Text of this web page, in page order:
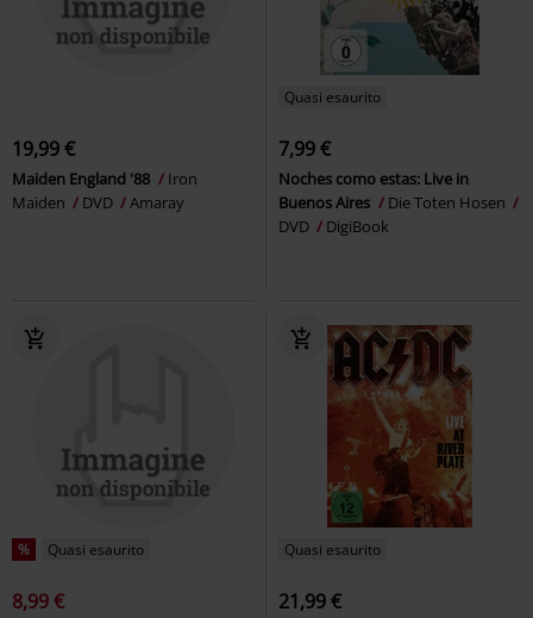
19,99 €
Maiden England '88
Iron
Maiden
DVD Amaray
Quasi esaurito
7,99 €
Noches como estas: Live in
Buenos Aires
Die Toten Hosen
DVD
DigiBook
% Quasi esaurito
8,99 €
Quasi esaurito
21,99 €